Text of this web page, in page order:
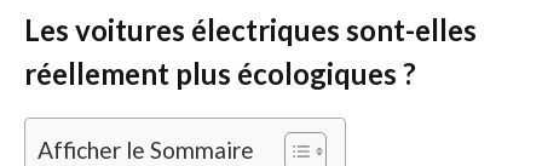
Les voitures électriques sont-elles
réellement plus écologiques ?
Afficher le Sommaire